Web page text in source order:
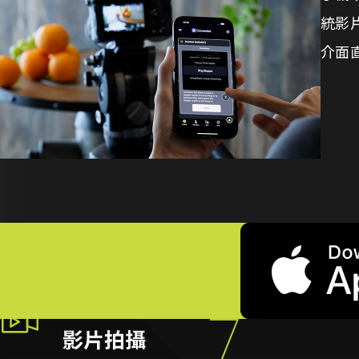
統影
介面
影片拍攝